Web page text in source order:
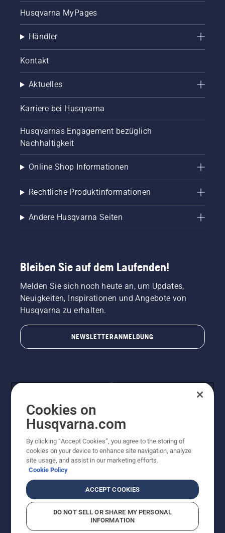
Husqvarna MyPages
Händler
Kontakt
Aktuelles
Karriere bei Husqvarna
Husqvarnas Engagement bezüglich
Nachhaltigkeit
Online Shop Informationen
Rechtliche Produktinformationen
Andere Husqvarna Seiten
Bleiben Sie auf dem Laufenden!
Melden Sie sich noch heute an, um Updates,
Neuigkeiten, Inspirationen und Angebote von
Husqvarna zu erhalten.
NEWSLETTERANMELDUNG
© Husqvarna AB (publ). Alle Rechte vorbehalten.
Preisänderungen, Irrtümer, Text- und Satzfehler sind
vorbehalten. Bei den Preisangaben handelt es sich um
unverbindliche Preisempfehlungen in Euro inkl. der
unverbindliche Preisempfehlungen (inkl. MwSt), es sei
denn sie sind für den direkten Kauf verfügbar.
Cookie-RichtlinieNutzungsbedingungenAGBs
ImpressumVermutete Verstöße melden
Cookies on
Husqvarna.com
By clicking “Accept Cookies”, you agree to the storing of
cookies on your device to enhance site navigation, analyze
site usage, and assist in our marketing efforts.
Cookie Policy
ACCEPT COOKIES
DO NOT SELL OR SHARE MY PERSONAL
INFORMATION